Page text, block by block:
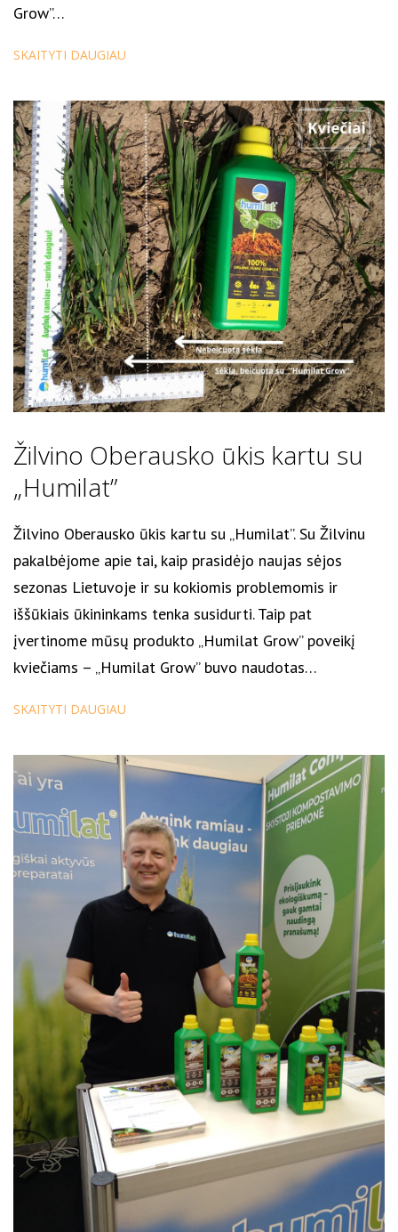
Grow”…
SKAITYTI DAUGIAU
Žilvino Oberausko ūkis kartu su
„Humilat”
Žilvino Oberausko ūkis kartu su „Humilat”. Su Žilvinu
pakalbėjome apie tai, kaip prasidėjo naujas sėjos
sezonas Lietuvoje ir su kokiomis problemomis ir
iššūkiais ūkininkams tenka susidurti. Taip pat
įvertinome mūsų produkto „Humilat Grow” poveikį
kviečiams – „Humilat Grow” buvo naudotas…
SKAITYTI DAUGIAU